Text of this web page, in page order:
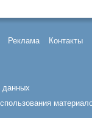
Реклама Контакты
данных